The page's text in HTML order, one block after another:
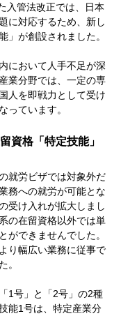
入管法改正では、日本
に対応するため、新し
」が創設されました。
において人手不足が深
業分野では、一定の専
人を即戦力として受け
っています。
資格「特定技能」
就労ビザでは対象外だ
務への就労が可能とな
受け入れが拡大しまし
の在留資格以外では単
ができませんでした。
り幅広い業務に従事で
。
1号」と「2号」の2種
能1号は、特定産業分